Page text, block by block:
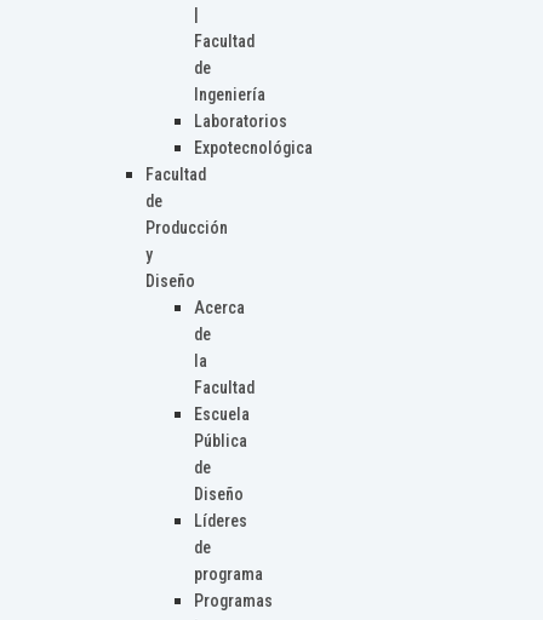
Facultad
de
Ingeniería
Laboratorios
Expotecnológica
Facultad
de
Producción
y
Diseño
Acerca
de
la
Facultad
Escuela
Pública
de
Diseño
Líderes
de
programa
Programas